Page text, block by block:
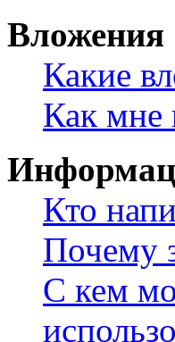
Вложения
Какие
Как мне
Кто
Почему
С кем